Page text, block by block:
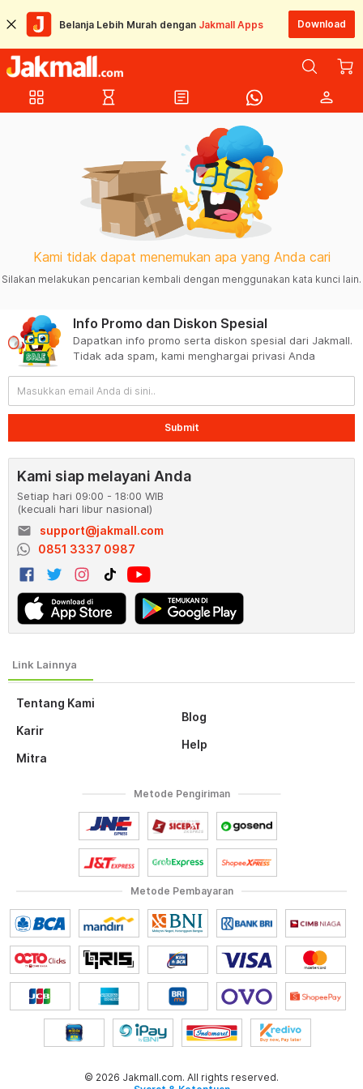
Belanja Lebih Murah dengan Jakmall Apps Download
grid_view hourglass_empty article person
Kami tidak dapat menemukan apa yang Anda cari
Silakan melakukan pencarian kembali dengan menggunakan kata kunci lain.
Tentang Kami
Karir
Mitra
Blog
Help
Info Promo dan Diskon Spesial
Dapatkan info promo serta diskon spesial dari Jakmall.
Tidak ada spam, kami menghargai privasi Anda
Submit
Kami siap melayani Anda
Setiap hari 09:00 - 18:00 WIB
(kecuali hari libur nasional)
email
support@jakmall.com
0851 3337 0987
Metode Pembayaran
Metode Pengiriman
© 2026 Jakmall.com. All rights reserved.